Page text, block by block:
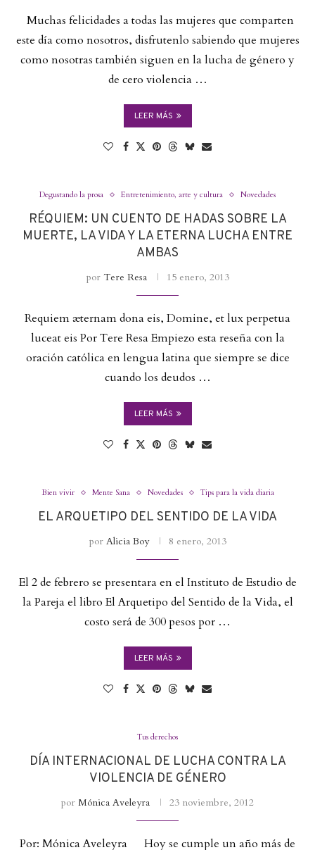
Muchas felicidades a todas las mujeres que comparten
este día como nosotros, disfrutenlo sabiendo que mujeres
como nosotras también siguen en la lucha de género y
de cero violencia …
LEER MÁS
Degustando la prosa Entretenimiento, arte y cultura Novedades
RÉQUIEM: UN CUENTO DE HADAS SOBRE LA
MUERTE, LA VIDA Y LA ETERNA LUCHA ENTRE
AMBAS
por Tere Resa 15 enero, 2013
Requiem æternam dona eis, Domine, et lux perpetua
luceat eis Por Tere Resa Empiezo esta reseña con la
oración católica en lengua latina que siempre se dice
cuando los deudos …
LEER MÁS
Bien vivir Mente Sana Novedades Tips para la vida diaria
EL ARQUETIPO DEL SENTIDO DE LA VIDA
por Alicia Boy 8 enero, 2013
El 2 de febrero se presentara en el Instituto de Estudio de
la Pareja el libro El Arquetipo del Sentido de la Vida, el
costo será de 300 pesos por …
LEER MÁS
Tus derechos
DÍA INTERNACIONAL DE LUCHA CONTRA LA
VIOLENCIA DE GÉNERO
por Mónica Aveleyra 23 noviembre, 2012
Por: Mónica Aveleyra Hoy se cumple un año más de